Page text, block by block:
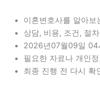
이혼변호사를 알아
상담, 비용, 조건, 절
2026년07월09일 04
필요한 자료나 개인
최종 진행 전 다시 확